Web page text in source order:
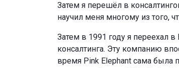
Затем я перешёл в
научил меня многому из того,
Затем в 1991 году я переехал
консалтинга. Эту компанию
время Pink Elephant сама была